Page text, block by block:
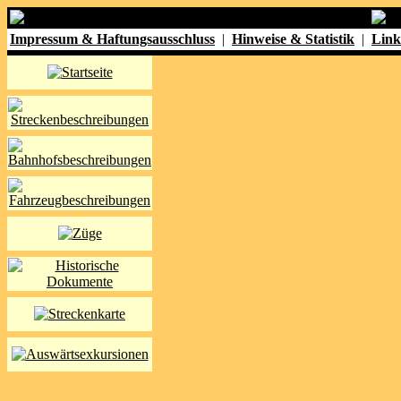
Impressum & Haftungsausschluss | Hinweise & Statistik |